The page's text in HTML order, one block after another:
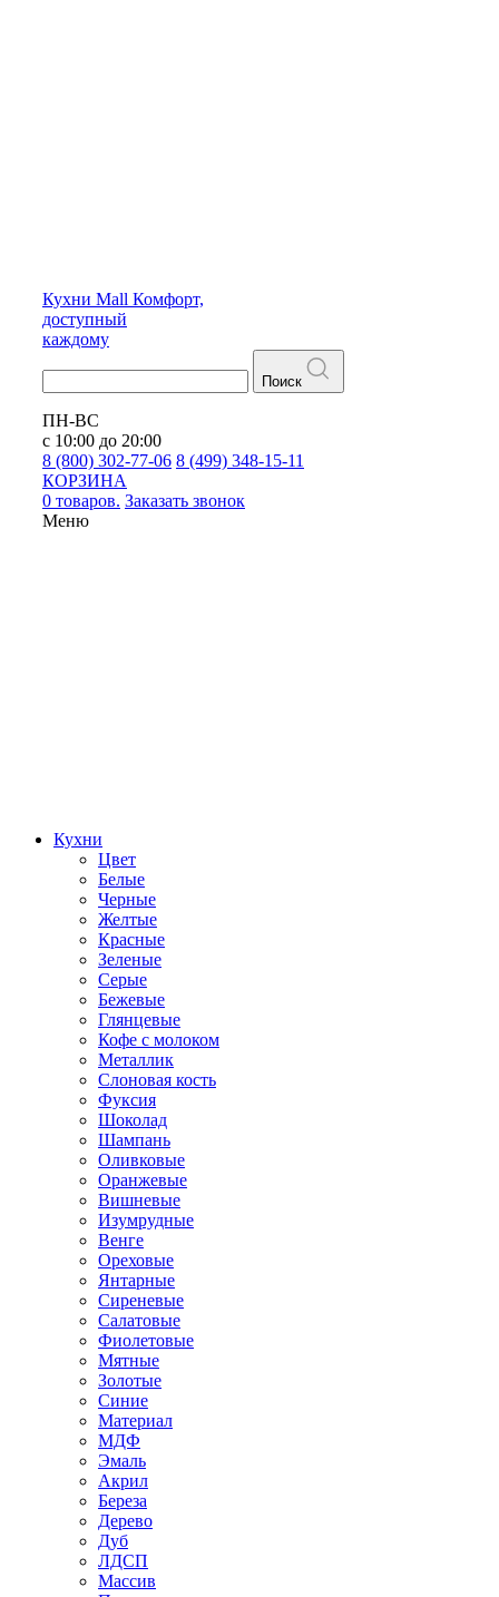
Кухни Mall Комфорт,
доступный
каждому
Поиск
ПН-ВС
с 10:00 до 20:00
8 (800) 302-77-06 8 (499) 348-15-11
КОРЗИНА
0 товаров. Заказать звонок
Меню
Кухни
Цвет
Белые
Черные
Желтые
Красные
Зеленые
Серые
Бежевые
Глянцевые
Кофе с молоком
Металлик
Слоновая кость
Фуксия
Шоколад
Шампань
Оливковые
Оранжевые
Вишневые
Изумрудные
Венге
Ореховые
Янтарные
Сиреневые
Салатовые
Фиолетовые
Мятные
Золотые
Синие
Материал
МДФ
Эмаль
Акрил
Береза
Дерево
Дуб
ЛДСП
Массив